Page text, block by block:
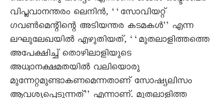
വിപ്ലവാനന്തരം ലെനിൻ, ‘‘സോവിയറ്റ്
ഗവൺമെന്റിന്റെ അടിയന്തര കടമകൾ’’ എന്ന
ലഘുലേഖയിൽ എഴുതിയത്, ‘‘മുതലാളിത്തത്തെ
അപേക്ഷിച്ച് തൊഴിലാളിയുടെ
അധ്വാനക്ഷമതയിൽ വലിയൊരു
മുന്നേറ്റമുണ്ടാകണമെന്നതാണ് സോഷ്യലിസം